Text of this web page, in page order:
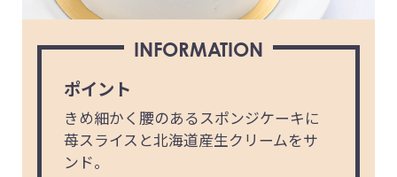
INFORMATION
ポイント
きめ細かく腰のあるスポンジケーキに
苺スライスと北海道産生クリームをサ
ンド。